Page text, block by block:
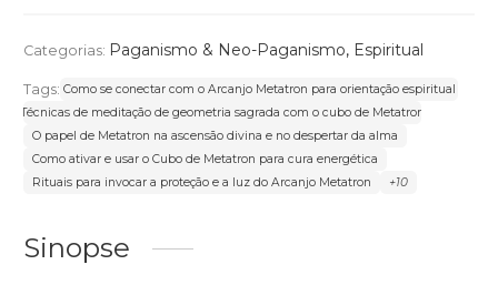
Categorias: Paganismo & Neo-Paganismo, Espiritual
Tags: Como se conectar com o Arcanjo Metatron para orientação espiritual
Técnicas de meditação de geometria sagrada com o cubo de Metatron
O papel de Metatron na ascensão divina e no despertar da alma
Como ativar e usar o Cubo de Metatron para cura energética
Rituais para invocar a proteção e a luz do Arcanjo Metatron
+10
Sinopse